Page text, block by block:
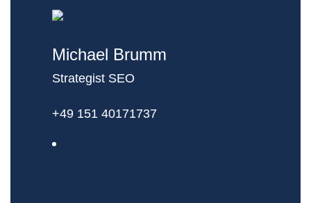
Michael Brumm
Strategist SEO
+49 151 40171737